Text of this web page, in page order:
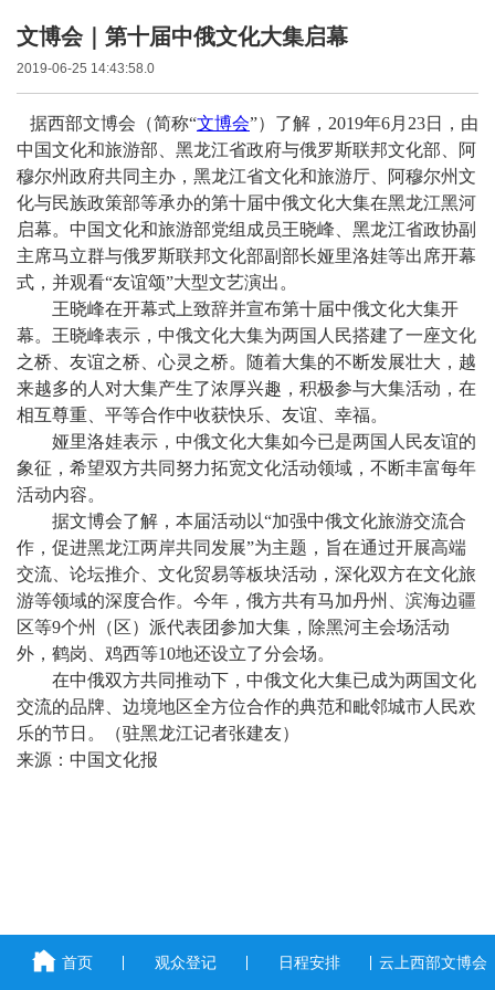
文博会｜第十届中俄文化大集启幕
2019-06-25 14:43:58.0
据西部文博会（简称“文博会”）了解，2019年6月23日，由
中国文化和旅游部、黑龙江省政府与俄罗斯联邦文化部、阿
穆尔州政府共同主办，黑龙江省文化和旅游厅、阿穆尔州文
化与民族政策部等承办的第十届中俄文化大集在黑龙江黑河
启幕。中国文化和旅游部党组成员王晓峰、黑龙江省政协副
主席马立群与俄罗斯联邦文化部副部长娅里洛娃等出席开幕
式，并观看“友谊颂”大型文艺演出。
王晓峰在开幕式上致辞并宣布第十届中俄文化大集开
幕。王晓峰表示，中俄文化大集为两国人民搭建了一座文化
之桥、友谊之桥、心灵之桥。随着大集的不断发展壮大，越
来越多的人对大集产生了浓厚兴趣，积极参与大集活动，在
相互尊重、平等合作中收获快乐、友谊、幸福。
娅里洛娃表示，中俄文化大集如今已是两国人民友谊的
象征，希望双方共同努力拓宽文化活动领域，不断丰富每年
活动内容。
据文博会了解，本届活动以“加强中俄文化旅游交流合
作，促进黑龙江两岸共同发展”为主题，旨在通过开展高端
交流、论坛推介、文化贸易等板块活动，深化双方在文化旅
游等领域的深度合作。今年，俄方共有马加丹州、滨海边疆
区等9个州（区）派代表团参加大集，除黑河主会场活动
外，鹤岗、鸡西等10地还设立了分会场。
在中俄双方共同推动下，中俄文化大集已成为两国文化
交流的品牌、边境地区全方位合作的典范和毗邻城市人民欢
乐的节日。（驻黑龙江记者张建友）
来源：中国文化报
首页 观众登记 日程安排 云上西部文博会